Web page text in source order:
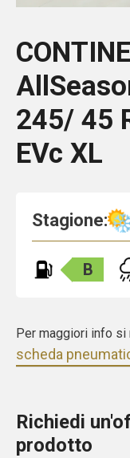
245/ 45
EVc XL
Stagione:
B
Per maggiori info si
scheda
Richiedi
prodotto